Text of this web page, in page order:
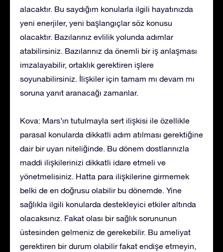
alacaktır. Bu saydığım konularla ilgili hayatınızda
yeni enerjiler, yeni başlangıçlar söz konusu
olacaktır. Bazılarınız evlilik yolunda adımlar
atabilirsiniz. Bazılarınız da önemli bir iş anlaşması
imzalayabilir, ortaklık gerektiren işlere
soyunabilirsiniz. İlişkiler için tamam mı devam mı
soruna yanıt aranacağı zamanlar.
Kova: Mars’ın tutulmayla sert ilişkisi ile özellikle
parasal konularda dikkatli adım atılması gerektiğine
dair bir uyarı niteliğinde. Bu dönem dostlarınızla
maddi ilişkilerinizi dikkatli idare etmeli ve
yönetmelisiniz. Hatta para ilişkilerine girmemek
belki de en doğrusu olabilir bu dönemde. Yine
sağlıkla ilgili konularda destekleyici etkiler altında
olacaksınız. Fakat olası bir sağlık sorununun
üstesinden gelmeniz de gerekebilir. Bu ameliyat
gerektiren bir durum olabilir fakat endişe etmeyin,